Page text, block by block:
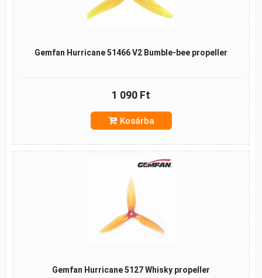
Gemfan Hurricane 51466 V2 Bumble-bee propeller
1 090 Ft
Kosárba
Gemfan Hurricane 5127 Whisky propeller